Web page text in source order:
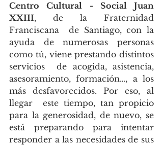
Centro Cultural - Social Juan
XXIII, de la Fraternidad
Franciscana  de Santiago, con la
ayuda de numerosas personas
como tú, viene prestando distintos
servicios  de acogida, asistencia,
asesoramiento, formación…, a los
más desfavorecidos. Por eso, al
llegar  este tiempo, tan propicio
para la generosidad, de nuevo, se
está preparando para intentar
responder a las necesidades de sus